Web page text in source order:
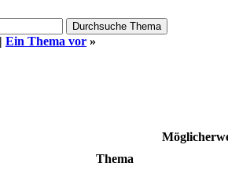
| Ein Thema vor »
Thema